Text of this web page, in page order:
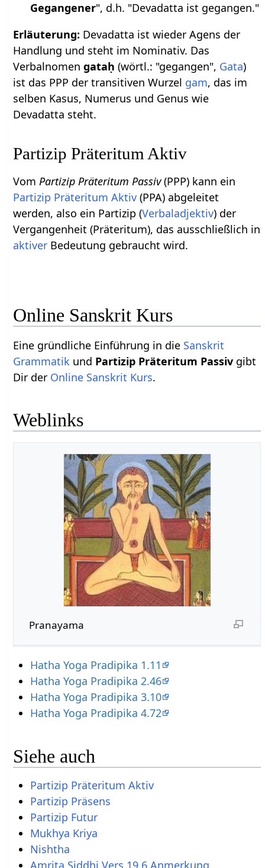
Gegangener", d.h. "Devadatta ist gegangen."
Erläuterung: Devadatta ist wieder Agens der
Handlung und steht im Nominativ. Das
Verbalnomengataḥ (wörtl.: "gegangen", Gata)
ist das PPP der transitiven Wurzel gam, das im
selben Kasus, Numerus und Genus wie
Devadatta steht.
Partizip Präteritum Aktiv
VomPartizip Präteritum Passiv(PPP) kann ein
Partizip Präteritum Aktiv (PPA) abgeleitet
werden, also ein Partizip (Verbaladjektiv) der
Vergangenheit (Präteritum), das ausschließlich in
aktiver Bedeutung gebraucht wird.
Online Sanskrit Kurs
Eine gründliche Einführung in die Sanskrit
Grammatik und Partizip Präteritum Passiv gibt
Dir der Online Sanskrit Kurs.
Weblinks
Pranayama
Hatha Yoga Pradipika 1.11
Hatha Yoga Pradipika 2.46
Hatha Yoga Pradipika 3.10
Hatha Yoga Pradipika 4.72
Siehe auch
Partizip Präteritum Aktiv
Partizip Präsens
Partizip Futur
Mukhya Kriya
Nishtha
Amrita Siddhi Vers 19.6 Anmerkung